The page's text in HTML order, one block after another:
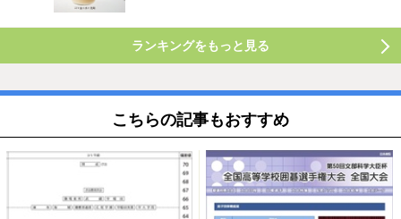
ランキングをもっと見る
こちらの記事もおすすめ